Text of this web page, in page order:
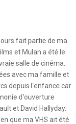
fait partie de ma
et Mulan a été le
salle de cinéma.
avec ma famille et
depuis l'enfance car
d'ouverture
et David Hallyday.
que ma VHS ait été